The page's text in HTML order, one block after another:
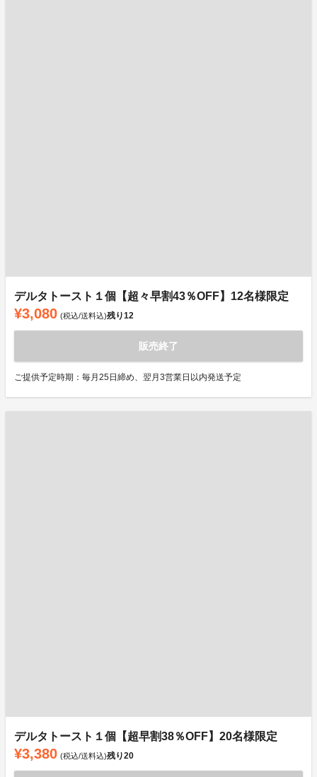
デルタトースト１個【超々早割43％OFF】12名様限定
¥3,080 (税込/送料込)残り12
販売終了
ご提供予定時期：毎月25日締め、翌月3営業日以内発送予定
デルタトースト１個【超早割38％OFF】20名様限定
¥3,380 (税込/送料込)残り20